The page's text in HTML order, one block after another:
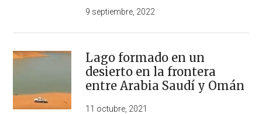
9 septiembre, 2022
Lago formado en un
desierto en la frontera
entre Arabia Saudí y Omán
11 octubre, 2021